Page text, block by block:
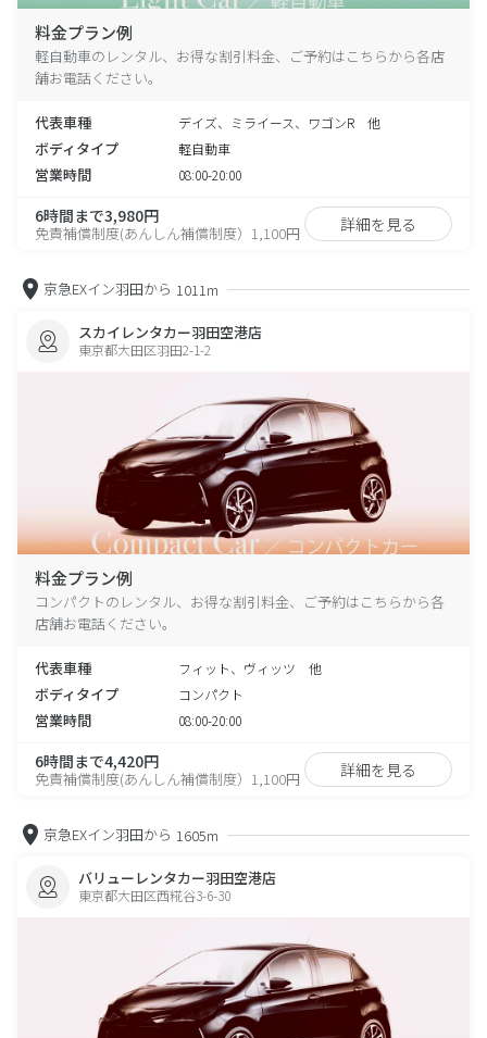
料金プラン例
軽自動車のレンタル、お得な割引料金、ご予約はこちらから各店
舗お電話ください。
代表車種 デイズ、ミライース、ワゴンR 他
ボディタイプ 軽自動車
営業時間 08:00-20:00
6時間まで3,980円
免責補償制度(あんしん補償制度）1,100円 詳細を見る
京急EXイン羽田から 1011m
スカイレンタカー羽田空港店
東京都大田区羽田2-1-2
料金プラン例
コンパクトのレンタル、お得な割引料金、ご予約はこちらから各
店舗お電話ください。
代表車種 フィット、ヴィッツ 他
ボディタイプ コンパクト
営業時間 08:00-20:00
6時間まで4,420円
免責補償制度(あんしん補償制度）1,100円 詳細を見る
京急EXイン羽田から 1605m
バリューレンタカー羽田空港店
東京都大田区西糀谷3-6-30